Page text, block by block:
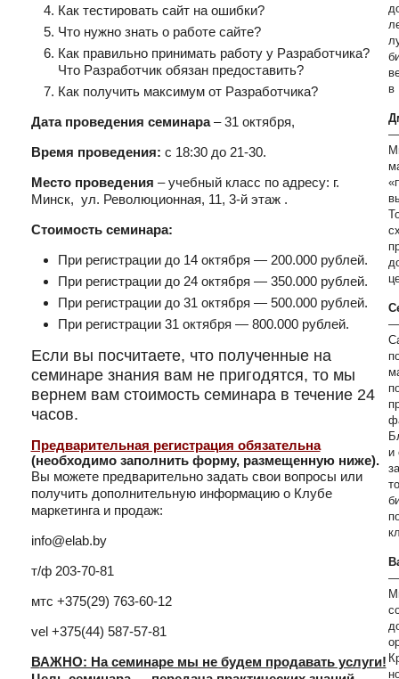
Как тестировать сайт на ошибки?
Что нужно знать о работе сайте?
Как правильно принимать работу у Разработчика?
Что Разработчик обязан предоставить?
Как получить максимум от Разработчика?
Дата проведения семинара– 31 октября,
Время проведения: с 18:30 до 21-30.
Место проведения – учебный класс по адресу: г.
Минск, ул. Революционная, 11, 3-й этаж .
Стоимость семинара:
При регистрации до 14 октября — 200.000 рублей.
При регистрации до 24 октября — 350.000 рублей.
При регистрации до 31 октября — 500.000 рублей.
При регистрации 31 октября — 800.000 рублей.
Если вы посчитаете, что полученные на
семинаре знания вам не пригодятся, то мы
вернем вам стоимость семинара в течение 24
часов.
Предварительная регистрация обязательна
(необходимо заполнить форму, размещенную ниже).
Вы можете предварительно задать свои вопросы или
получить дополнительную информацию о Клубе
маркетинга и продаж:
info@elab.by
т/ф 203-70-81
мтс +375(29) 763-60-12
vel +375(44) 587-57-81
ВАЖНО: На семинаре мы не будем продавать услуги!
в
и